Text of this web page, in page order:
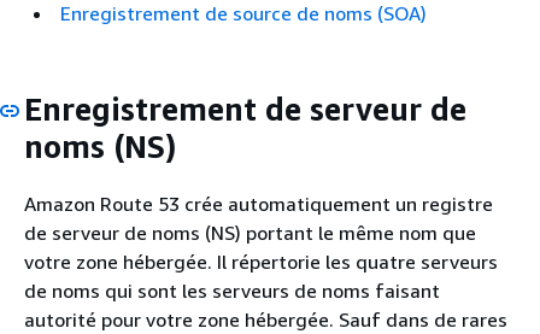
Enregistrement de source de noms (SOA)
Enregistrement de serveur de
noms (NS)
Amazon Route 53 crée automatiquement un registre
de serveur de noms (NS) portant le même nom que
votre zone hébergée. Il répertorie les quatre serveurs
de noms qui sont les serveurs de noms faisant
autorité pour votre zone hébergée. Sauf dans de rares